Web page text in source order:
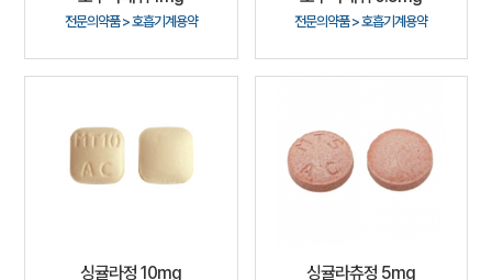
전문의약품 > 호흡기계용약 전문의약품 > 호흡기계용약
싱귤라정 10mg 싱귤라츄정 5mg